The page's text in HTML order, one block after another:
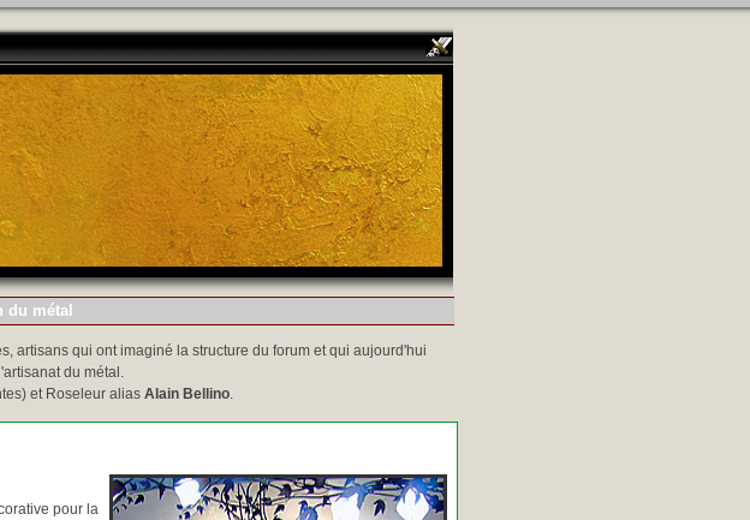
du métal
artisans qui ont imaginé la structure du forum et qui aujourd'hui
du métal.
et Roseleur alias Alain Bellino.
pour la